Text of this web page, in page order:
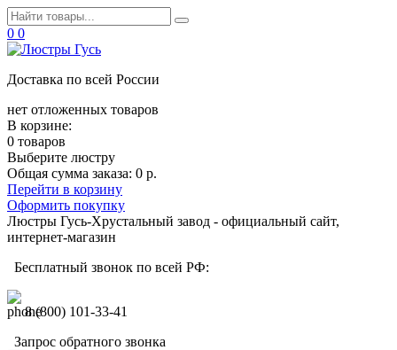
0 0
Доставка по всей России
нет отложенных товаров
В корзине:
0 товаров
Выберите люстру
Общая сумма заказа: 0 р.
Перейти в корзину
Оформить покупку
Люстры Гусь-Хрустальный завод - официальный сайт,
интернет-магазин
Бесплатный звонок по всей РФ:
8 (800) 101-33-41
Запрос обратного звонка